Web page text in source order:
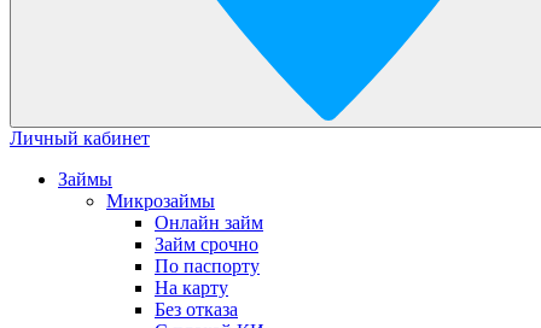
Личный кабинет
Займы
Микрозаймы
Онлайн займ
Займ срочно
По паспорту
На карту
Без отказа